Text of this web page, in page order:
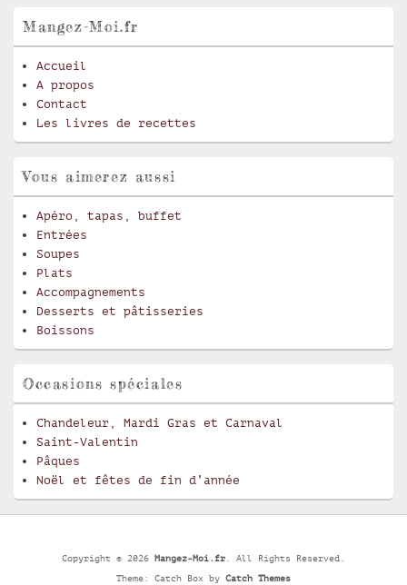
Mangez-Moi.fr
Accueil
A propos
Contact
Les livres de recettes
Vous aimerez aussi
Apéro, tapas, buffet
Entrées
Soupes
Plats
Accompagnements
Desserts et pâtisseries
Boissons
Occasions spéciales
Chandeleur, Mardi Gras et Carnaval
Saint-Valentin
Pâques
Noël et fêtes de fin d’année
Copyright © 2026 Mangez-Moi.fr . All Rights Reserved.
Theme: Catch Box by Catch Themes